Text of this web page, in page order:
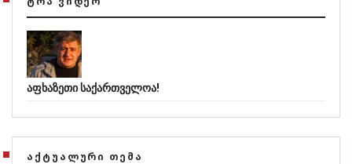
აფხაზეთი საქართველოა!
ᲐᲥᲢᲣᲐᲚᲣᲠᲘ ᲗᲔᲛᲐ